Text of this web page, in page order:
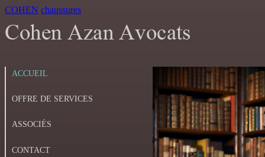
COHEN chaussures
ACCUEIL
OFFRE DE SERVICES
ASSOCIÉS
CONTACT